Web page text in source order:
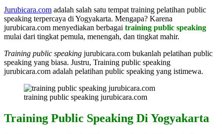
Jurubicara.com adalah salah satu tempat training pelatihan public
speaking terpercaya di Yogyakarta. Mengapa? Karena
jurubicara.com menyediakan berbagai training public speaking
mulai dari tingkat pemula, menengah, dan tingkat mahir.
Training public speaking jurubicara.com bukanlah pelatihan public
speaking yang biasa. Justru, Training public speaking
jurubicara.com adalah pelatihan public speaking yang istimewa.
training public speaking jurubicara.com
Training Public Speaking Di Yogyakarta